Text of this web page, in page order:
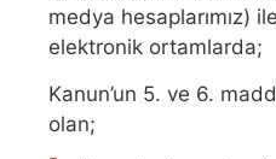
medya hesaplarımız)
elektronik ortamlarda;
Kanun’un 5. ve 6.
olan;